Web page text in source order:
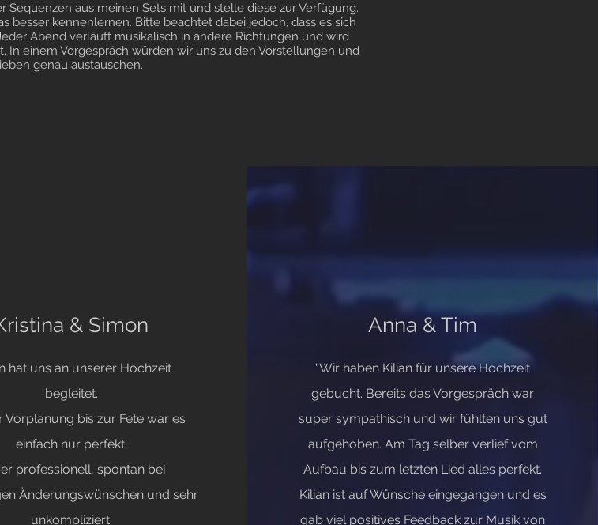
aus meinen Sets mit und stelle diese zur Verfügung.
besser kennenlernen. Bitte beachtet dabei jedoch, dass es sich
Abend verläuft musikalisch in andere Richtungen und wird
In einem Vorgespräch würden wir uns zu den Vorstellungen und
genau austauschen.
& Simon
hat uns an unserer Hochzeit
begleitet.
Vorplanung bis zur Fete war es
einfach nur perfekt.
professionell, spontan bei
Änderungswünschen und sehr
unkompliziert.
Anna & Tim
“Wir haben Kilian für unsere Hochzeit
gebucht. Bereits das Vorgespräch war
super sympathisch und wir fühlten uns gut
aufgehoben. Am Tag selber verlief vom
Aufbau bis zum letzten Lied alles perfekt.
Kilian ist auf Wünsche eingegangen und es
gab viel positives Feedback zur Musik von